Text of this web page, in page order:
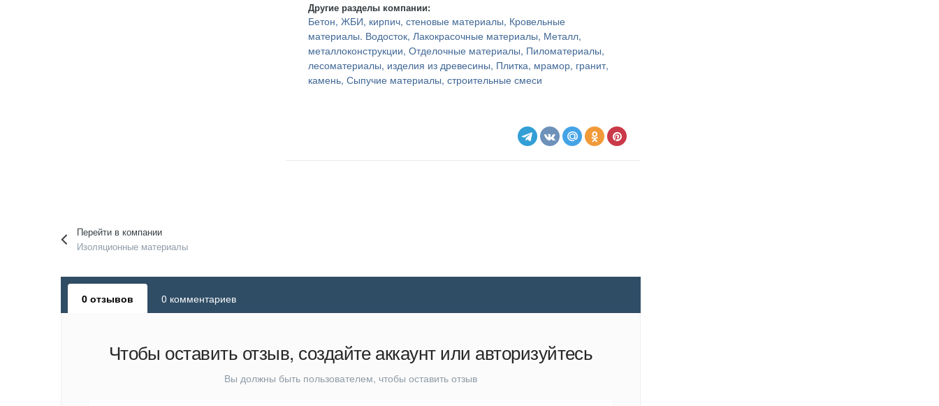
Другие разделы компании:
Бетон, ЖБИ, кирпич, стеновые материалы Кровельные
материалы. Водосток Лакокрасочные материалы Металл,
металлоконструкции Отделочные материалы Пиломатериалы,
лесоматериалы, изделия из древесины Плитка, мрамор, гранит,
камень Сыпучие материалы, строительные смеси
Перейти в компании
Изоляционные материалы
0 отзывов 0 комментариев
Чтобы оставить отзыв, создайте аккаунт или авторизуйтесь
Вы должны быть пользователем, чтобы оставить отзыв